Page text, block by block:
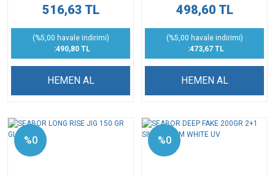
516,63 TL
(%5,00 havale indirimi)
:490,80 TL
HEMEN AL
498,60 TL
(%5,00 havale indirimi)
:473,67 TL
HEMEN AL
%0 %0